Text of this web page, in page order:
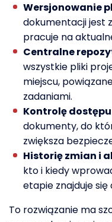
Wersjonowanie
dokumentacji jest
pracuje na
Centralne
wszystkie pliki
miejscu,
zadaniami.
Kontrolę dostępu
dokumenty, do
zwiększa
Historię zmian i
kto i kiedy
etapie znajduje
To rozwiązanie ma